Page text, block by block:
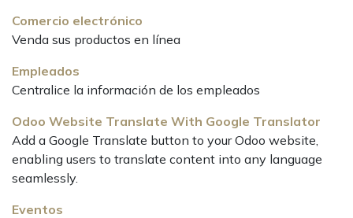
Comercio electrónico
Venda sus productos en línea
Empleados
Centralice la información de los empleados
Odoo Website Translate With Google Translator
Add a Google Translate button to your Odoo website,
enabling users to translate content into any language
seamlessly.
Eventos